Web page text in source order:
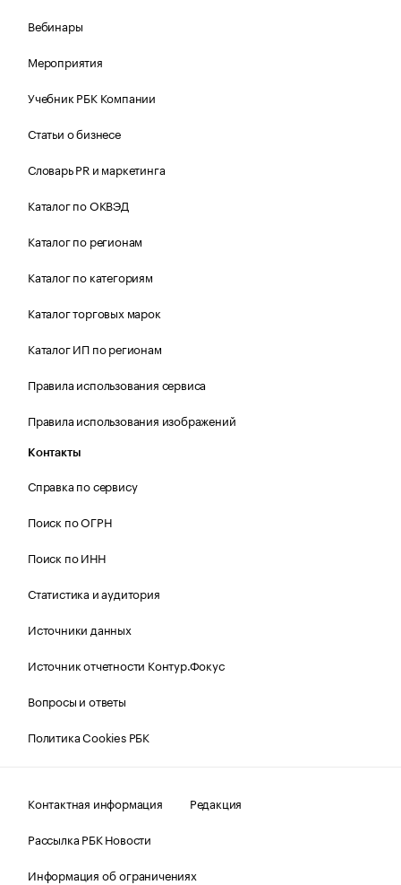
Вебинары
Мероприятия
Учебник РБК Компании
Статьи о бизнесе
Словарь PR и маркетинга
Каталог по ОКВЭД
Каталог по регионам
Каталог по категориям
Каталог торговых марок
Каталог ИП по регионам
Правила использования сервиса
Правила использования изображений
Контакты
Справка по сервису
Поиск по ОГРН
Поиск по ИНН
Статистика и аудитория
Источники данных
Источник отчетности Контур.Фокус
Вопросы и ответы
Политика Cookies РБК
Контактная информация
Редакция
Рассылка РБК Новости
Информация об ограничениях